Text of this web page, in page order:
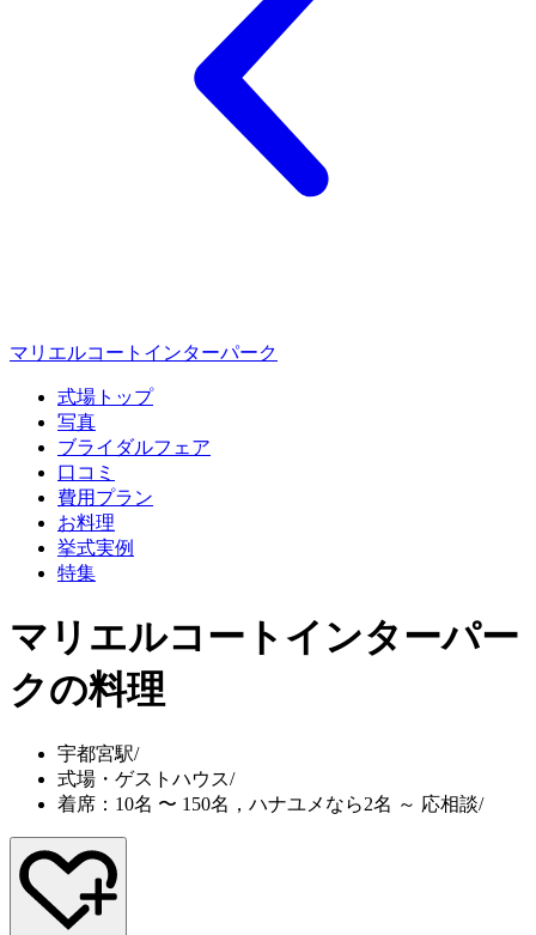
マリエルコートインターパーク
式場トップ
写真
ブライダルフェア
口コミ
費用プラン
お料理
挙式実例
特集
マリエルコートインターパー
クの料理
宇都宮駅/
式場・ゲストハウス/
着席：10名 〜 150名，ハナユメなら2名 ～ 応相談/